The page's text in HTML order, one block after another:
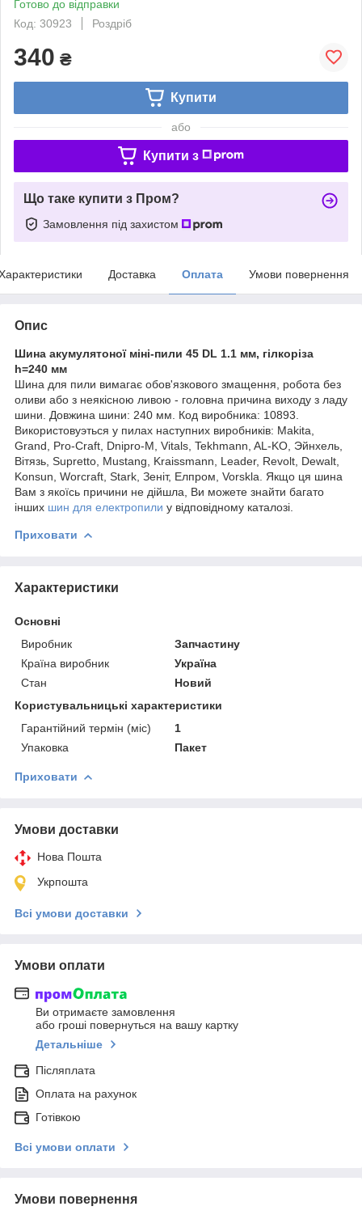
Готово до відправки
Код: 30923
Роздріб
340 ₴
Купити
або
Купити з
Що таке купити з Пром?
Замовлення під захистом
Доставка Оплата Умови повернення
Опис
Шина акумулятоної міні-пили 45 DL 1.1 мм, гілкоріза
h=240 мм
Шина для пили вимагає обов'язкового змащення, робота без
оливи або з неякісною ливою - головна причина виходу з ладу
шини. Довжина шини: 240 мм. Код виробника: 10893.
Використовуэться у пилах наступних виробників: Makita,
Grand, Pro-Craft, Dnipro-M, Vitals, Tekhmann, AL-KO, Эйнхель,
Вітязь, Supretto, Mustang, Kraissmann, Leader, Revolt, Dewalt,
Konsun, Worcraft, Stark, Зеніт, Елпром, Vorskla. Якщо ця шина
Вам з якоїсь причини не дійшла, Ви можете знайти багато
інших шин для електропили у відповідному каталозі.
Приховати
Характеристики
Основні
Виробник
Запчастину
Країна виробник
Україна
Стан
Новий
Користувальницькі характеристики
Гарантійний термін (міс)
1
Упаковка
Пакет
Приховати
Умови доставки
Нова Пошта
Укрпошта
Всі умови доставки
Умови оплати
Ви отримаєте замовлення
або гроші повернуться на вашу картку
Детальніше
Післяплата
Оплата на рахунок
Готівкою
Всі умови оплати
Умови повернення